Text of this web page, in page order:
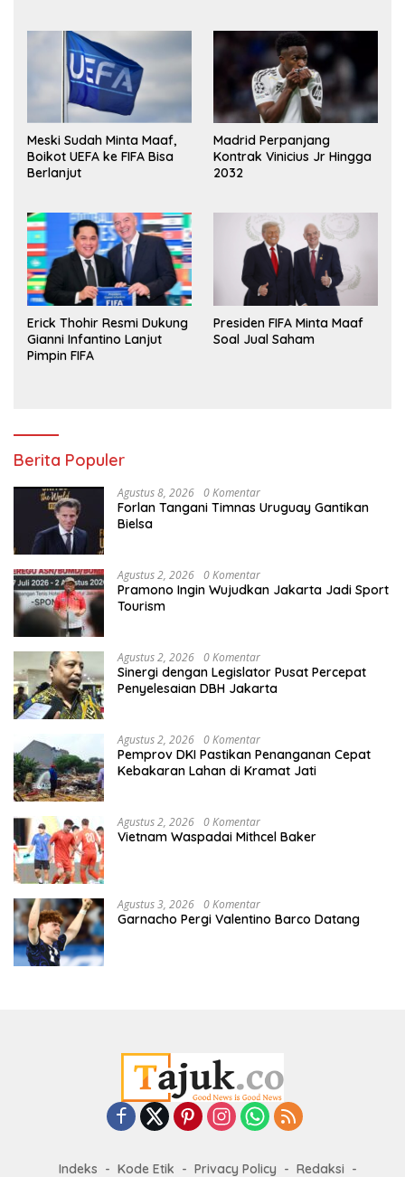
Meski Sudah Minta Maaf,
Boikot UEFA ke FIFA Bisa
Berlanjut
Madrid Perpanjang
Kontrak Vinicius Jr Hingga
2032
Erick Thohir Resmi Dukung
Gianni Infantino Lanjut
Pimpin FIFA
Presiden FIFA Minta Maaf
Soal Jual Saham
Berita Populer
Agustus 8, 2026 0 Komentar
Forlan Tangani Timnas Uruguay Gantikan
Bielsa
Agustus 2, 2026 0 Komentar
Pramono Ingin Wujudkan Jakarta Jadi Sport
Tourism
Agustus 2, 2026 0 Komentar
Sinergi dengan Legislator Pusat Percepat
Penyelesaian DBH Jakarta
Agustus 2, 2026 0 Komentar
Pemprov DKI Pastikan Penanganan Cepat
Kebakaran Lahan di Kramat Jati
Agustus 2, 2026 0 Komentar
Vietnam Waspadai Mithcel Baker
Agustus 3, 2026 0 Komentar
Garnacho Pergi Valentino Barco Datang
Indeks Kode Etik Privacy Policy Redaksi